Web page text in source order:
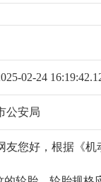
02-24
公安局
友您好，根据《